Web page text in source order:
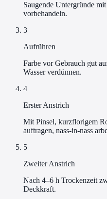
Saugende Untergründe
vorbehandeln.
3
Aufrühren
Farbe vor Gebrauch gut
Wasser verdünnen.
4
Erster Anstrich
Mit Pinsel, kurzflorigem
auftragen, nass-in-nass
5
Zweiter Anstrich
Nach 4–6 h Trockenzeit
Deckkraft.